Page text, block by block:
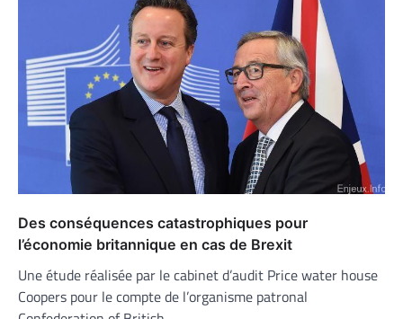
Des conséquences catastrophiques pour
l’économie britannique en cas de Brexit
Une étude réalisée par le cabinet d’audit Price water house
Coopers pour le compte de l’organisme patronal